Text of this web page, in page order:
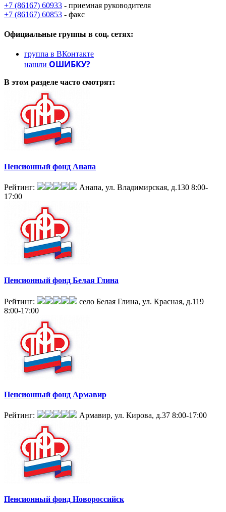
+7 (86167) 60933 - приемная руководителя
+7 (86167) 60853 - факс
Официальные группы в соц. сетях:
группа в ВКонтакте
нашли ОШИБКУ?
В этом разделе часто смотрят:
Пенсионный фонд Анапа
Рейтинг: Анапа, ул. Владимирская, д.130 8:00-
17:00
Пенсионный фонд Белая Глина
Рейтинг:
село Белая Глина, ул. Красная, д.119
8:00-17:00
Пенсионный фонд Армавир
Рейтинг: Армавир, ул. Кирова, д.37 8:00-17:00
Пенсионный фонд Новороссийск